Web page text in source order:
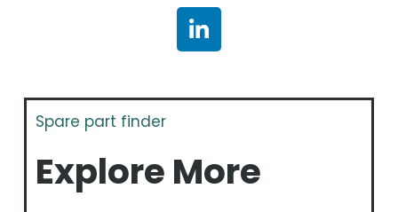
Spare part finder
Explore More